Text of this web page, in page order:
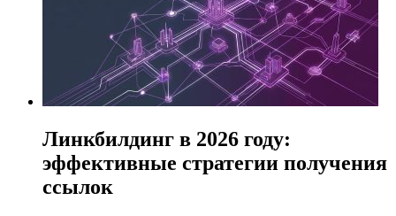
Линкбилдинг в 2026 году:
эффективные стратегии получения
ссылок